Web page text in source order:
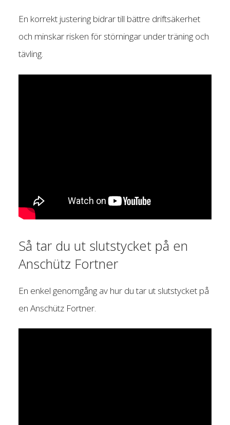
En korrekt justering bidrar till bättre driftsäkerhet
och minskar risken för störningar under träning och
tävling.
Så tar du ut slutstycket på en
Anschütz Fortner
En enkel genomgång av hur du tar ut slutstycket på
en Anschütz Fortner.